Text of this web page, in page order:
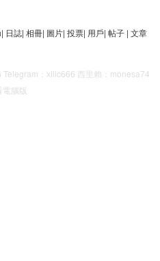
| 日誌| 相冊| 圖片| 投票| 用戶| 帖子 | 文章
：xilic666 西里賴：monesa74
電腦版